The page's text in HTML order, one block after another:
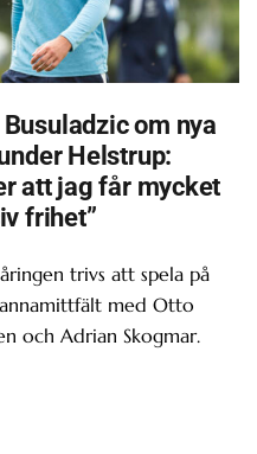
om nya
Helstrup:
att jag får mycket
frihet”
åringen trivs att spela på
med Otto
och Adrian Skogmar.